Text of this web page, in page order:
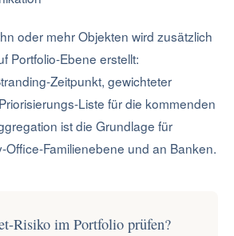
oder mehr Objekten wird zusätzlich
Portfolio-Ebene erstellt:
Zeitpunkt, gewichteter
Liste für die kommenden
ist die Grundlage für
Office-Familienebene und an Banken.
Risiko im Portfolio prüfen?